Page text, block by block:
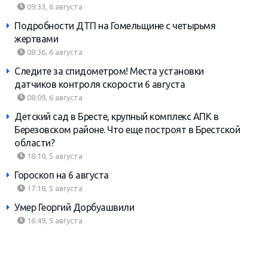
09:33, 6 августа
Подробности ДТП на Гомельщине с четырьмя
жертвами
08:36, 6 августа
Следите за спидометром! Места установки
датчиков контроля скорости 6 августа
08:09, 6 августа
Детский сад в Бресте, крупный комплекс АПК в
Березовском районе. Что еще построят в Брестской
области?
18:10, 5 августа
Гороскоп на 6 августа
17:18, 5 августа
Умер Георгий Дорбуашвили
16:49, 5 августа